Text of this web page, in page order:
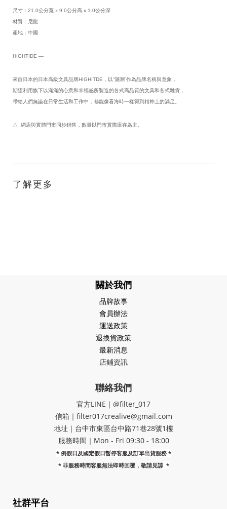
尺寸：21.0公分寬 x 9.0公分高 x 1.0公分深
材質：尼龍
產地：中國
HIGHTIDE —
來自日本的日本高級文具品牌HIGHITDE，以“滿潮”作為品牌名稱與意象，
期望利用旗下以滿滿的心意和幸福感所製造的各式高品質的文具和各式雜貨，
帶給人們無論在日常生活和工作中，都能像看海時一樣得到精神上的滿足。
△ 網店與實體門市同步銷售，數量以門市實際庫存為主。
了解更多
關於我們
品牌故事
會員辦法
運送政策
退換貨政策
最新消息
店鋪資訊
聯絡我們
官方LINE｜@filter_017
信箱｜filter017crealive@gmail.com
地址｜​台中市東區台中路71巷28號1樓
服務時間｜Mon - Fri 09:30 - 18:00
* 例假日及國定假日暫停客服及訂單出貨服務 *
* 非服務時間客服無法即時回覆，敬請見諒 *
社群平台